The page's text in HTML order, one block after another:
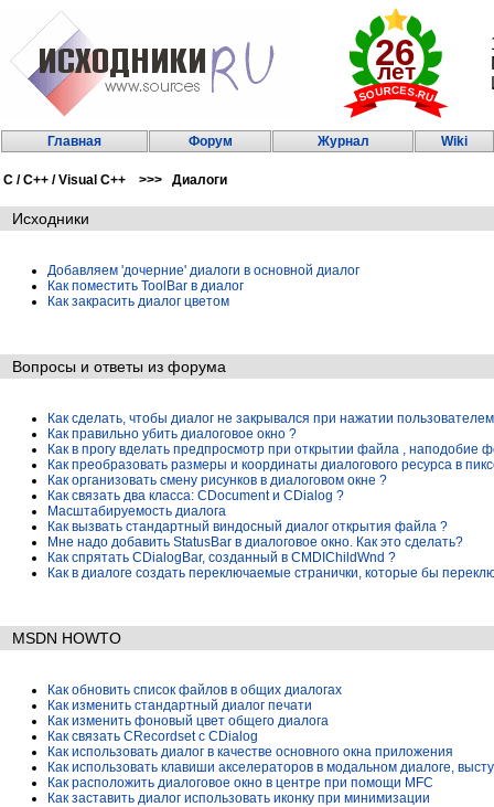
Главная Форум Журнал Wiki
C / C++ / Visual C++ >>> Диалоги
Исходники
Добавляем 'дочерние' диалоги в основной диалог
Как поместить ToolBar в диалог
Как закрасить диалог цветом
Вопросы и ответы из форума
Как сделать, чтобы диалог не закрывался при нажатии
Как правильно убить диалоговое окно ?
Как в прогу вделать предпросмотр при открытии файла , наподобие
Как преобразовать размеры и координаты диалогового ресурса в
Как организовать смену рисунков в диалоговом окне ?
Как связать два класса: CDocument и CDialog ?
Масштабируемость диалога
Как вызвать стандартный виндосный диалог открытия файла ?
Мне надо добавить StatusBar в диалоговое окно. Как это сделать?
Как спрятать CDialogBar, созданный в CMDIChildWnd ?
Как в диалоге создать переключаемые странички, которые бы
MSDN HOWTO
Как обновить список файлов в общих диалогах
Как изменить стандартный диалог печати
Как изменить фоновый цвет общего диалога
Как связать CRecordset с CDialog
Как использовать диалог в качестве основного окна приложения
Как использовать клавиши акселераторов в модальном диалоге,
Как расположить диалоговое окно в центре при помощи MFC
Как заставить диалог использовать иконку при минимизации